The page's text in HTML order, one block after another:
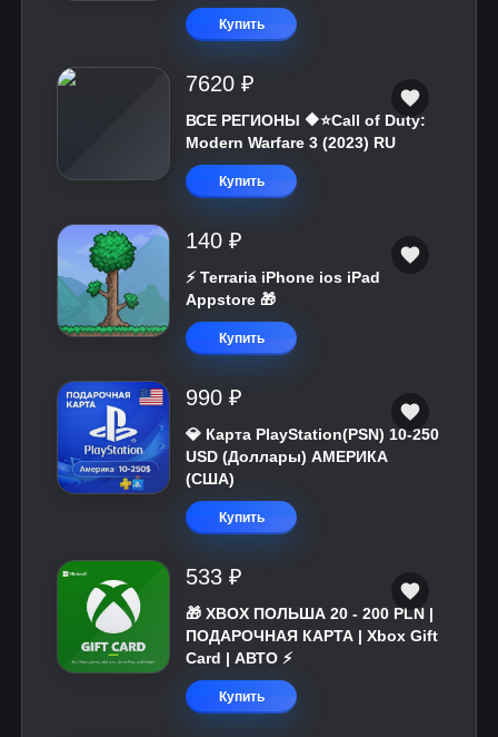
Купить
7620 ₽
ВСЕ РЕГИОНЫ 🔶⭐Call of Duty:
Modern Warfare 3 (2023) RU
Купить
140 ₽
⚡️ Terraria iPhone ios iPad
Appstore 🎁
Купить
990 ₽
💎 Карта PlayStation(PSN) 10-250
USD (Доллары) АМЕРИКА
(США)
Купить
533 ₽
🎁 XBOX ПОЛЬША 20 - 200 PLN |
ПОДАРОЧНАЯ КАРТА | Xbox Gift
Card | АВТО ⚡
Купить